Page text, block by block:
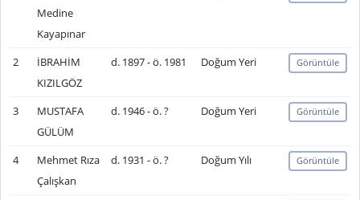
Medine
Kayapınar
2
İBRAHİM
KIZILGÖZ
d. 1897 - ö. 1981 Doğum Yeri Görüntüle
3
MUSTAFA
GÜLÜM
d. 1946 - ö. ? Doğum Yeri Görüntüle
4
Mehmet Rıza
Çalışkan
d. 1931 - ö. ? Doğum Yılı Görüntüle